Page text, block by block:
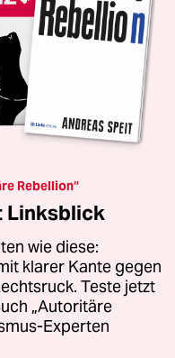
Rebellion“
Linksblick
wie diese:
klarer Kante gegen
Teste jetzt
„Autoritäre
Experten